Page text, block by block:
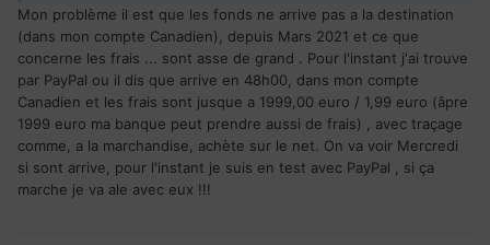
Mon problème il est que les fonds ne arrive pas a la destination
(dans mon compte Canadien), depuis Mars 2021 et ce que
concerne les frais ... sont asse de grand . Pour l'instant j'ai trouve
par PayPal ou il dis que arrive en 48h00, dans mon compte
Canadien et les frais sont jusque a 1999,00 euro / 1,99 euro (âpre
1999 euro ma banque peut prendre aussi de frais) , avec traçage
comme, a la marchandise, achète sur le net. On va voir Mercredi
si sont arrive, pour l'instant je suis en test avec PayPal , si ça
marche je va ale avec eux !!!